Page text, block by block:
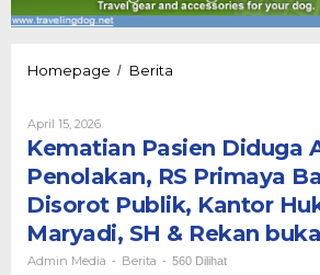
Homepage / Berita
Penolakan,
RS
Primaya
Bakti
Wara
Disorot
Publik,
April 15, 2026Oleh
Admin
Media
Kematian Pasien Diduga
Penolakan, RS Primaya
Disorot Publik, Kantor
Maryadi, SH & Rekan
Admin Media - Berita - 560 Dilihat